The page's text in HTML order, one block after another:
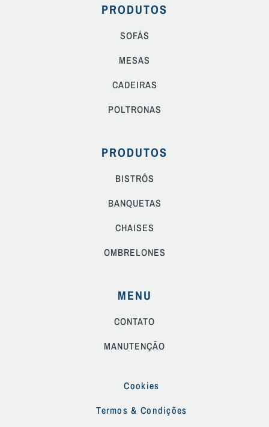
PRODUTOS
SOFÁS
MESAS
CADEIRAS
POLTRONAS
PRODUTOS
BISTRÔS
BANQUETAS
CHAISES
OMBRELONES
MENU
CONTATO
MANUTENÇÃO
Cookies
Termos & Condições